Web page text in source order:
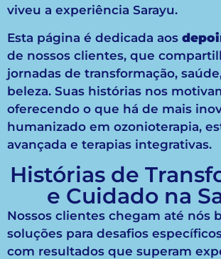
viveu a experiência Sarayu.
Esta página é dedicada aos
de nossos clientes, que
jornadas de transformação,
beleza. Suas histórias nos
oferecendo o que há de mais
humanizado em ozonioterapia,
avançada e terapias integrativas.
Histórias de
e Cuidado na
Nossos clientes chegam até nós
soluções para desafios
com resultados que superam